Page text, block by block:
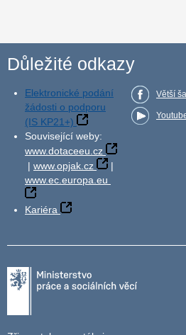
Důležité odkazy
Elektronické podání
žádosti o podporu
(IS KP21+)
Související weby:
www.dotaceeu.cz
| www.opjak.cz
|
www.ec.europa.eu
Kariéra
Větší